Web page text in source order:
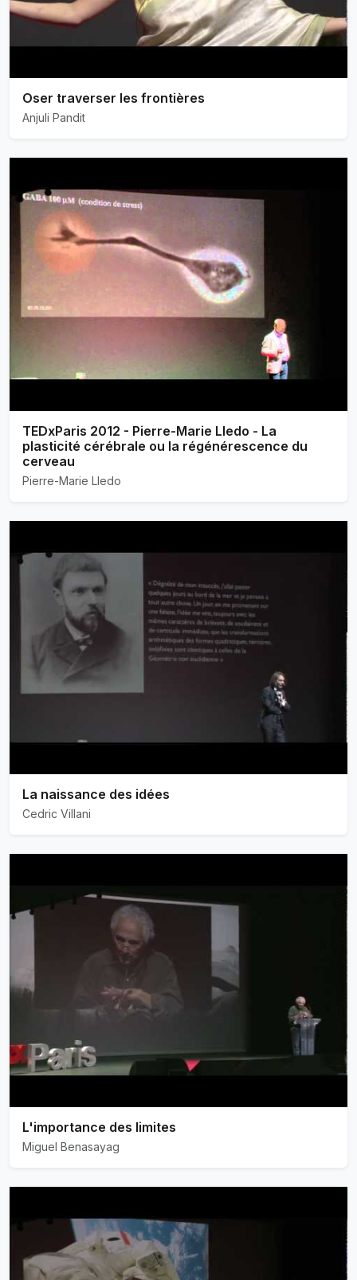
Oser traverser les frontières
Anjuli Pandit
TEDxParis 2012 - Pierre-Marie Lledo - La
plasticité cérébrale ou la régénérescence du
cerveau
Pierre-Marie Lledo
La naissance des idées
Cedric Villani
L'importance des limites
Miguel Benasayag